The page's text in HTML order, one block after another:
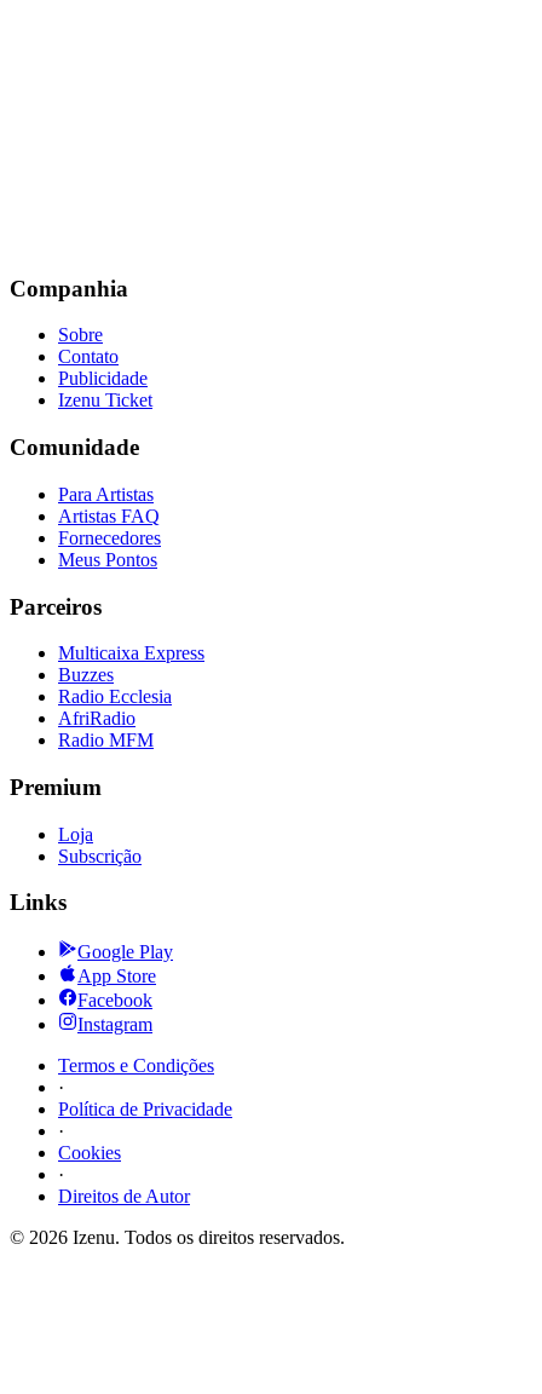
Companhia
Sobre
Contato
Publicidade
Izenu Ticket
Comunidade
Para Artistas
Artistas FAQ
Fornecedores
Meus Pontos
Parceiros
Multicaixa Express
Buzzes
Radio Ecclesia
AfriRadio
Radio MFM
Premium
Loja
Subscrição
Links
Google Play
App Store
Facebook
Instagram
Termos e Condições
·
Política de Privacidade
·
Cookies
·
Direitos de Autor
© 2026 Izenu. Todos os direitos reservados.